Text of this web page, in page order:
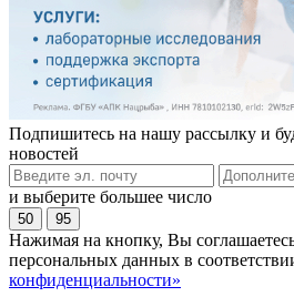
Подпишитесь на нашу рассылку и
новостей
и выберите большее число
50 95
Нажимая на кнопку, Вы
персональных данных в
конфиденциальности»